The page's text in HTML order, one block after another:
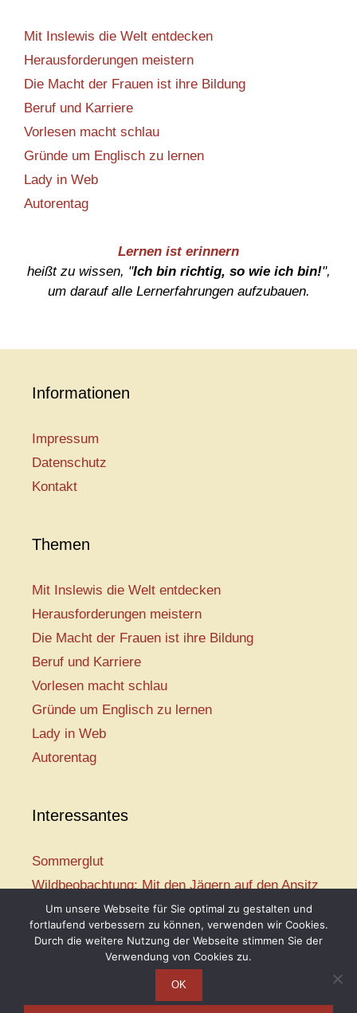
Mit Inslewis die Welt entdecken
Herausforderungen meistern
Die Macht der Frauen ist ihre Bildung
Beruf und Karriere
Vorlesen macht schlau
Gründe um Englisch zu lernen
Lady in Web
Autorentag
Lernen ist erinnern
heißt zu wissen, "Ich bin richtig, so wie ich bin!",
um darauf alle Lernerfahrungen aufzubauen.
Informationen
Impressum
Datenschutz
Kontakt
Themen
Mit Inslewis die Welt entdecken
Herausforderungen meistern
Die Macht der Frauen ist ihre Bildung
Beruf und Karriere
Vorlesen macht schlau
Gründe um Englisch zu lernen
Lady in Web
Autorentag
Interessantes
Sommerglut
Wildbeobachtung: Mit den Jägern auf den Ansitz
Mir ist so heiß
Mission: Rettungsschwimmer
Vogelwelt-Entdeckertour
Um unsere Webseite für Sie optimal zu gestalten und
fortlaufend verbessern zu können, verwenden wir Cookies.
Durch die weitere Nutzung der Webseite stimmen Sie der
Verwendung von Cookies zu.
OK